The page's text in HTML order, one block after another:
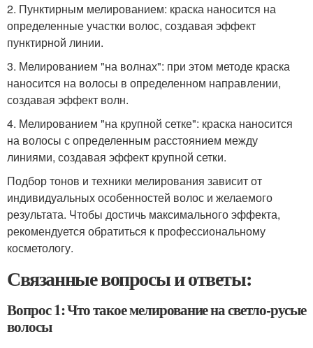
2. Пунктирным мелированием: краска наносится на
определенные участки волос, создавая эффект
пунктирной линии.
3. Мелированием "на волнах": при этом методе краска
наносится на волосы в определенном направлении,
создавая эффект волн.
4. Мелированием "на крупной сетке": краска наносится
на волосы с определенным расстоянием между
линиями, создавая эффект крупной сетки.
Подбор тонов и техники мелирования зависит от
индивидуальных особенностей волос и желаемого
результата. Чтобы достичь максимального эффекта,
рекомендуется обратиться к профессиональному
косметологу.
Связанные вопросы и ответы:
Вопрос 1: Что такое мелирование на светло-русые
волосы